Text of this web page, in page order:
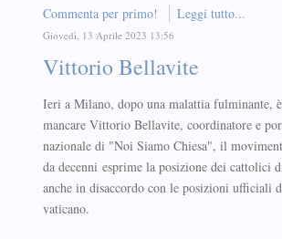
Commenta per primo! Leggi tutto...
Giovedì, 13 Aprile 2023 13:56
Vittorio Bellavite
Ieri a Milano, dopo una malattia fulminante,
mancare Vittorio Bellavite, coordinatore e
nazionale di "Noi Siamo Chiesa", il
da decenni esprime la posizione dei cattolici
anche in disaccordo con le posizioni ufficiali
vaticano.